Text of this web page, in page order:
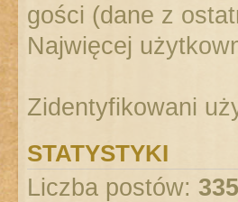
gości (dane z
Najwięcej
Zidentyfikowani
STATYSTYKI
Liczba postów: